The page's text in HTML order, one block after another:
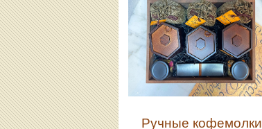
Ручные кофемолки